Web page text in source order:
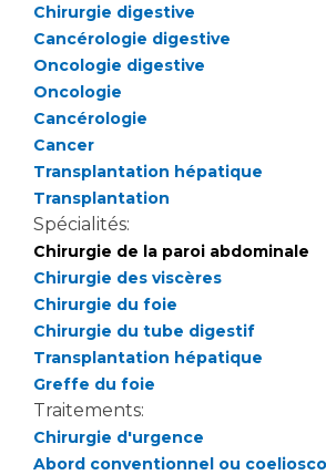
Protection des données
Sécurité
Les recherches en santé à
Lieu de santé sans tabac
Chirurgie digestive
Cancérologie digestive
Oncologie digestive
Oncologie
Cancérologie
Cancer
Transplantation hépatique
Transplantation
Spécialités:
Chirurgie de la paroi abdominale
Chirurgie des viscères
Chirurgie du foie
Chirurgie du tube digestif
Transplantation hépatique
Greffe du foie
Traitements:
Chirurgie d'urgence
Abord conventionnel ou